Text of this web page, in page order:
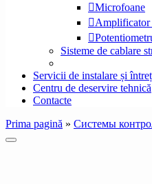
Microfoane
Amplificator
Sisteme de cablare
Servicii de instalare și
Centru de deservire tehnică
Contacte
Prima pagină » Системы